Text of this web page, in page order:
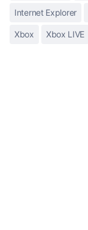
Internet Explorer
Xbox Xbox LIVE